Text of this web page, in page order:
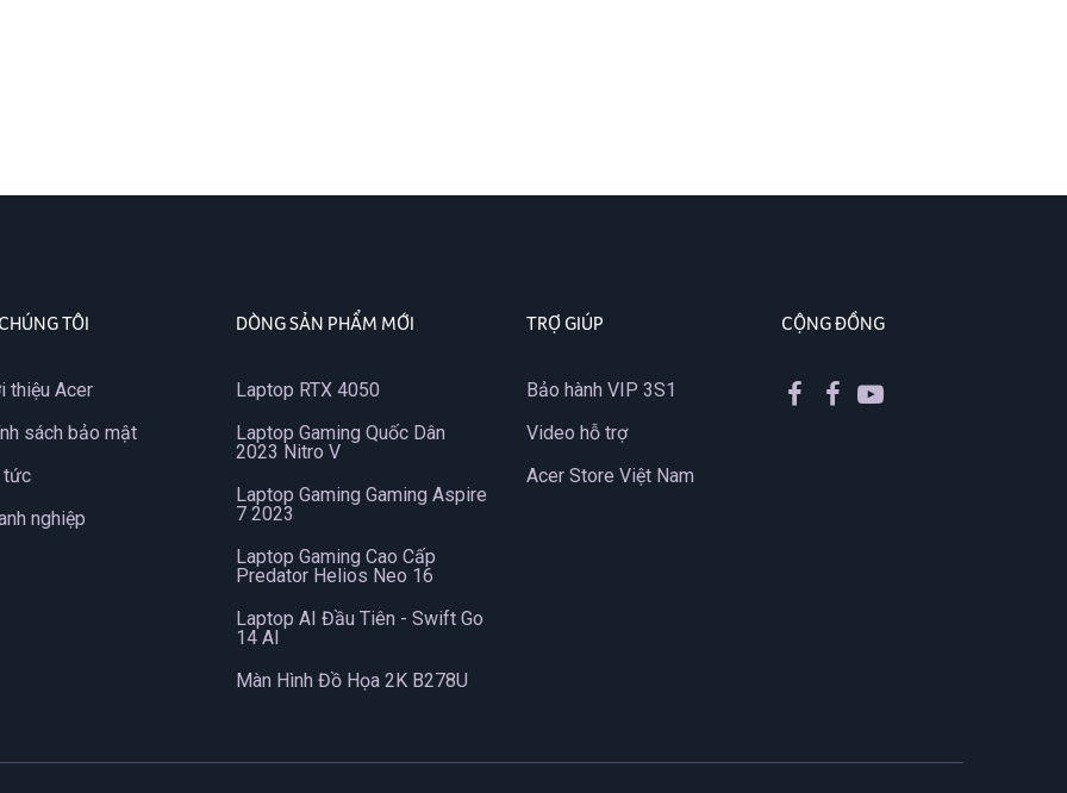
TÔI
thiệu Acer
sách bảo mật
tức
nghiệp
DÒNG SẢN PHẨM MỚI
Laptop RTX 4050
Laptop Gaming Quốc Dân
2023 Nitro V
Laptop Gaming Gaming Aspire
7 2023
Laptop Gaming Cao Cấp
Predator Helios Neo 16
Laptop AI Đầu Tiên - Swift Go
14 AI
Màn Hình Đồ Họa 2K B278U
TRỢ GIÚP
Bảo hành VIP 3S1
Video hỗ trợ
Acer Store Việt Nam
CỘNG ĐỒNG